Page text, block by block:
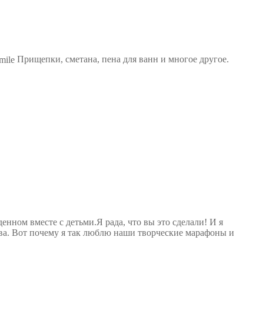
Прищепки, сметана, пена для ванн и многое другое.
вместе с детьми.Я рада, что вы это сделали! И я
Вот почему я так люблю наши творческие марафоны и